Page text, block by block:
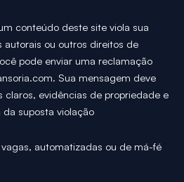
conteúdo deste site viola sua
ou outros direitos de
pode enviar uma reclamação
Sua mensagem deve
claros, evidências de propriedade e
suposta violação
automatizadas ou de má-fé